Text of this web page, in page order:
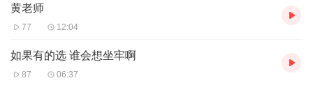
黄老师
77 12:04
如果有的选 谁会想坐牢啊
87 06:37